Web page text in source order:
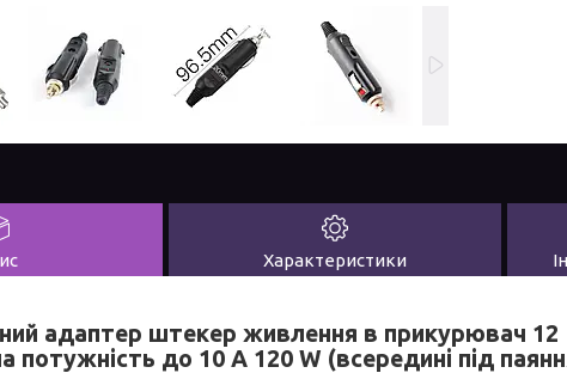
Характеристики
адаптер штекер живлення в прикурювач
потужність до 10 А 120 W (всередині під